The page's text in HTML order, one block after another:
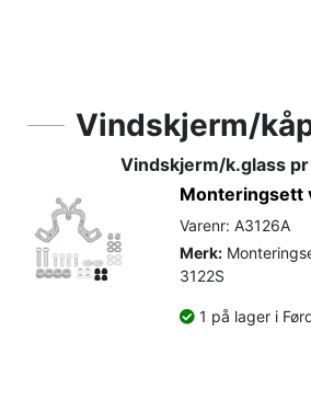
Vindskjerm/
Vindskjerm/k.glass
Monteringsett
Varenr: A3126A
Merk:
3122S
1 på lager i